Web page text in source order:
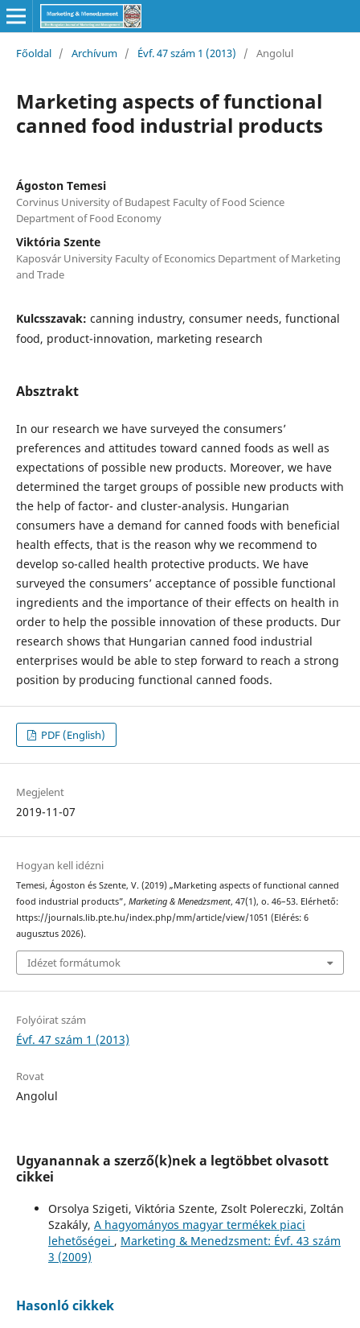
Főoldal / Archívum / Évf. 47 szám 1 (2013) / Angolul
Marketing aspects of functional
canned food industrial products
Ágoston Temesi
Corvinus University of Budapest Faculty of Food Science
Department of Food Economy
Viktória Szente
Kaposvár University Faculty of Economics Department of Marketing
and Trade
Kulcsszavak: canning industry, consumer needs, functional
food, product-innovation, marketing research
Absztrakt
In our research we have surveyed the consumers’
preferences and attitudes toward canned foods as well as
expectations of possible new products. Moreover, we have
determined the target groups of possible new products with
the help of factor- and cluster-analysis. Hungarian
consumers have a demand for canned foods with beneficial
health effects, that is the reason why we recommend to
develop so-called health protective products. We have
surveyed the consumers’ acceptance of possible functional
ingredients and the importance of their effects on health in
order to help the possible innovation of these products. Dur
research shows that Hungarian canned food industrial
enterprises would be able to step forward to reach a strong
position by producing functional canned foods.
PDF (English)
Megjelent
2019-11-07
Hogyan kell idézni
Temesi, Ágoston és Szente, V. (2019) „Marketing aspects of functional canned
food industrial products”, Marketing & Menedzsment, 47(1), o. 46–53. Elérhető:
https://journals.lib.pte.hu/index.php/mm/article/view/1051 (Elérés: 6
augusztus 2026).
Idézet formátumok
Folyóirat szám
Évf. 47 szám 1 (2013)
Rovat
Angolul
Ugyanannak a szerző(k)nek a legtöbbet olvasott
cikkei
Orsolya Szigeti, Viktória Szente, Zsolt Polereczki, Zoltán
Szakály, A hagyományos magyar termékek piaci
lehetőségei , Marketing & Menedzsment: Évf. 43 szám
3 (2009)
Hasonló cikkek